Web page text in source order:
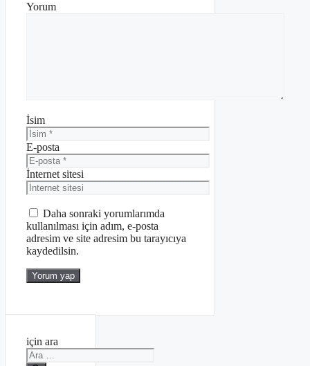
Yorum
İsim
E-posta
İnternet sitesi
Daha sonraki yorumlarımda
kullanılması için adım, e-posta
adresim ve site adresim bu tarayıcıya
kaydedilsin.
için ara